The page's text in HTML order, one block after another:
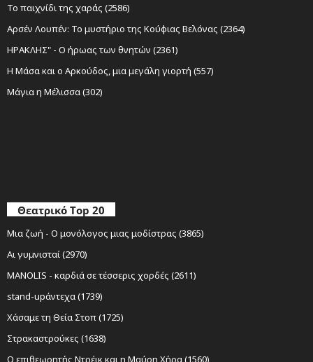
Το παιχνίδι της χαράς (2586)
Αρσέν Λουπέν: Το μυστήριο της Κούφιας Βελόνας (2364)
ΗΡΑΚΛΗΣ" - Ο ήρωας των θνητών (2361)
Η Μάσα και ο Αρκούδος, μια μεγάλη γιορτή (557)
Μάγια η Μέλισσα (302)
Θεατρικό Top 20
Μια ζωή - Ο μονόλογος μιας μοδίστρας (3865)
Αι γυμνισταί (2970)
MANOLIS - καρδιά σε τέσσερις χορδές (2611)
stand-upάντεχα (1739)
Χάσαμε τη Θεία Στοπ (1725)
Στρακαστρούκες (1638)
Ο επιθεωρητής Ντρέικ και η Μαύρη Χήρα (1560)